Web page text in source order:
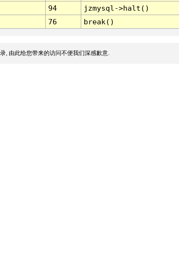
94
jzmysql->halt()
76 break()
, 由此给您带来的访问不便我们深感歉意.